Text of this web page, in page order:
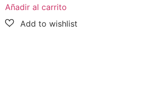
Añadir al carrito